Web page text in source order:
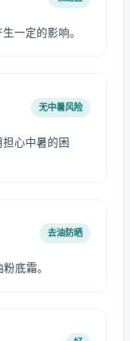
一定的影响。
无中暑风险
心中暑的困
去油防晒
底霜。